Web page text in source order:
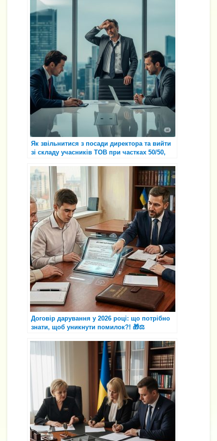
Як звільнитися з посади директора та вийти
зі складу учасників ТОВ при частках 50/50,
Договір дарування у 2026 році: що потрібно
знати, щоб уникнути помилок?! 🎁⚖️